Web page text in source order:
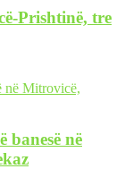
Prishtinë, tre
banesë në